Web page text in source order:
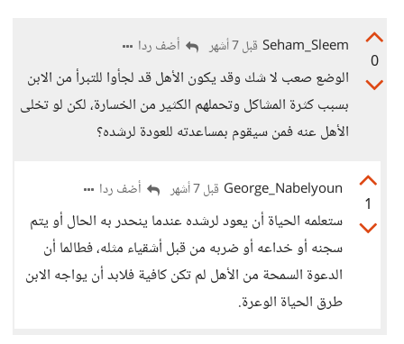
0
Seham_Sleem قبل 7 أشهر أضف ردا
الوضع صعب لا شك وقد يكون الأهل قد لجأوا للتبرأ من الابن
بسبب كثرة المشاكل وتحملهم الكثير من الخسارة، لكن لو تخلى
الأهل عنه فمن سيقوم بمساعدته للعودة لرشده؟
1
George_Nabelyoun قبل 7 أشهر أضف ردا
ستعلمه الحياة أن يعود لرشده عندما ينحدر به الحال أو يتم
سجنه أو خداعه أو ضربه من قبل أشقياء مثله، فطالما أن
الدعوة السمحة من الأهل لم تكن كافية فلابد أن يواجه الابن
طرق الحياة الوعرة.